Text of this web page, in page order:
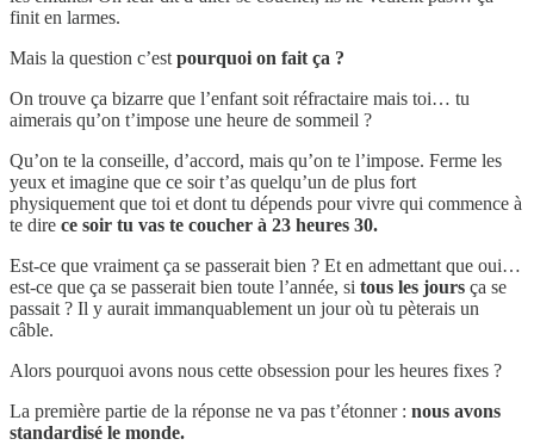
finit en larmes.
Mais la question c’estpourquoi on fait ça ?
On trouve ça bizarre que l’enfant soit réfractaire mais toi… tu
aimerais qu’on t’impose une heure de sommeil ?
Qu’on te la conseille, d’accord, mais qu’on te l’impose. Ferme les
yeux et imagine que ce soir t’as quelqu’un de plus fort
physiquement que toi et dont tu dépends pour vivre qui commence à
te dire ce soir tu vas te coucher à 23 heures 30.
Est-ce que vraiment ça se passerait bien ? Et en admettant que oui…
est-ce que ça se passerait bien toute l’année, si tous les jours ça se
passait ? Il y aurait immanquablement un jour où tu pèterais un
câble.
Alors pourquoi avons nous cette obsession pour les heures fixes ?
La première partie de la réponse ne va pas t’étonner : nous avons
standardisé le monde.